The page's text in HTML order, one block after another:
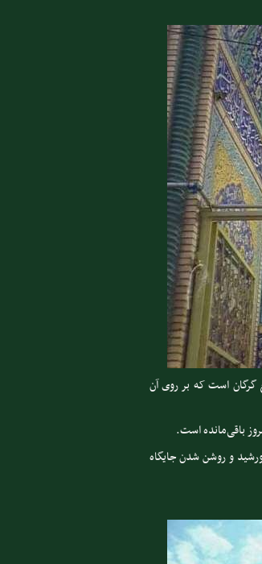
است که بر روی آن
باقی‌مانده است.
و روشن شدن جایگاه